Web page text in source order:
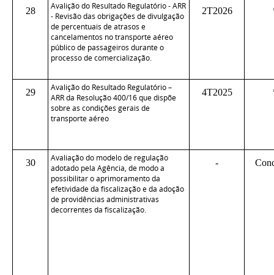
28
Avalição do Resultado Regulatório - ARR
- Revisão das obrigações de divulgação
de percentuais de atrasos e
cancelamentos no transporte aéreo
público de passageiros durante o
processo de comercialização.
2T2026
29
Avalição do Resultado Regulatório –
ARR da Resolução 400/16 que dispõe
sobre as condições gerais de
transporte aéreo
4T2025
30
Avaliação do modelo de regulação
adotado pela Agência, de modo a
possibilitar o aprimoramento da
efetividade da fiscalização e da adoção
de providências administrativas
decorrentes da fiscalização.
-